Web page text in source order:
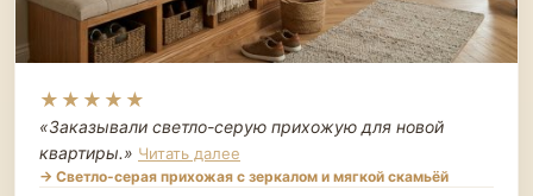
★★★★★
«Заказывали светло-серую прихожую для новой
квартиры.» Читать далее
→ Светло-серая прихожая с зеркалом и мягкой скамьёй